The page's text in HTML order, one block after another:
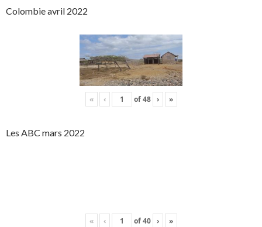
Colombie avril 2022
« ‹ of48 › »
Les ABC mars 2022
« ‹ of40 › »